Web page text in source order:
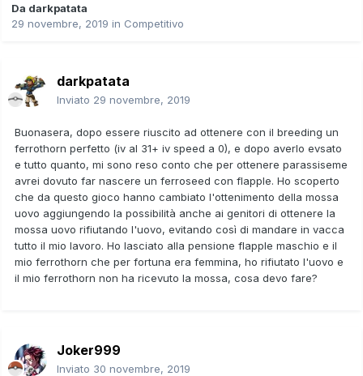
Da darkpatata
29 novembre, 2019 in Competitivo
darkpatata
Inviato 29 novembre, 2019
Buonasera, dopo essere riuscito ad ottenere con il breeding un
ferrothorn perfetto (iv al 31+ iv speed a 0), e dopo averlo evsato
e tutto quanto, mi sono reso conto che per ottenere parassiseme
avrei dovuto far nascere un ferroseed con flapple. Ho scoperto
che da questo gioco hanno cambiato l'ottenimento della mossa
uovo aggiungendo la possibilità anche ai genitori di ottenere la
mossa uovo rifiutando l'uovo, evitando così di mandare in vacca
tutto il mio lavoro. Ho lasciato alla pensione flapple maschio e il
mio ferrothorn che per fortuna era femmina, ho rifiutato l'uovo e
il mio ferrothorn non ha ricevuto la mossa, cosa devo fare?
Joker999
Inviato 30 novembre, 2019